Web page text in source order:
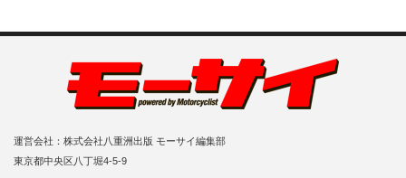
運営会社：株式会社八重洲出版 モーサイ編集部
東京都中央区八丁堀4-5-9